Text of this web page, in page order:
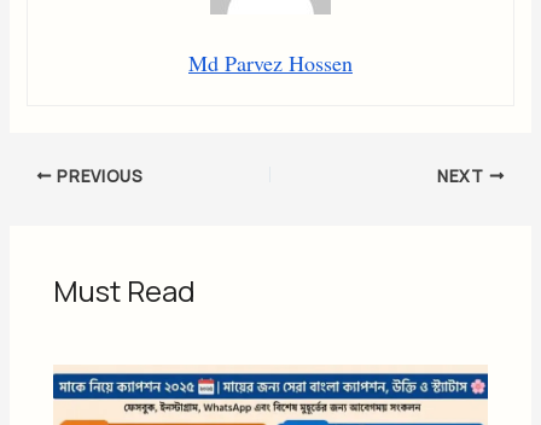
Md Parvez Hossen
PREVIOUS NEXT
Must Read